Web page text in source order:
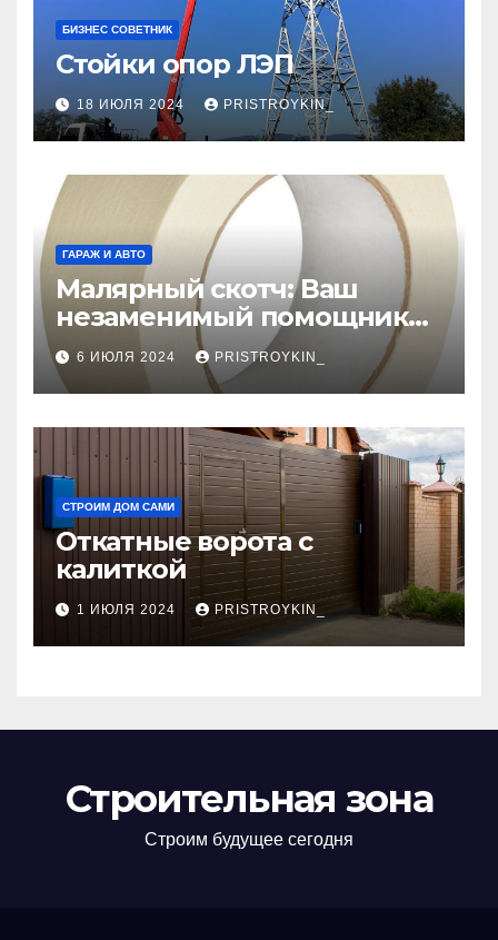
БИЗНЕС СОВЕТНИК
Стойки опор ЛЭП
18 ИЮЛЯ 2024 PRISTROYKIN_
ГАРАЖ И АВТО
Малярный скотч: Ваш
незаменимый помощник
при ремонтных работах
6 ИЮЛЯ 2024 PRISTROYKIN_
СТРОИМ ДОМ САМИ
Откатные ворота с
калиткой
1 ИЮЛЯ 2024 PRISTROYKIN_
Строительная зона
Строим будущее сегодня